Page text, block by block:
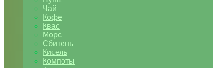
Чай
Кофе
Квас
Морс
Сбитень
Кисель
Компоты